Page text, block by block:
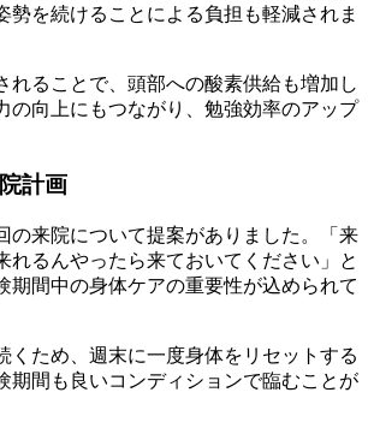
勢を続けることによる負担も軽減されま
れることで、頭部への酸素供給も増加し
の向上にもつながり、勉強効率のアップ
計画
の来院について提案がありました。「来
れるんやったら来ておいてください」と
期間中の身体ケアの重要性が込められて
くため、週末に一度身体をリセットする
期間も良いコンディションで臨むことが